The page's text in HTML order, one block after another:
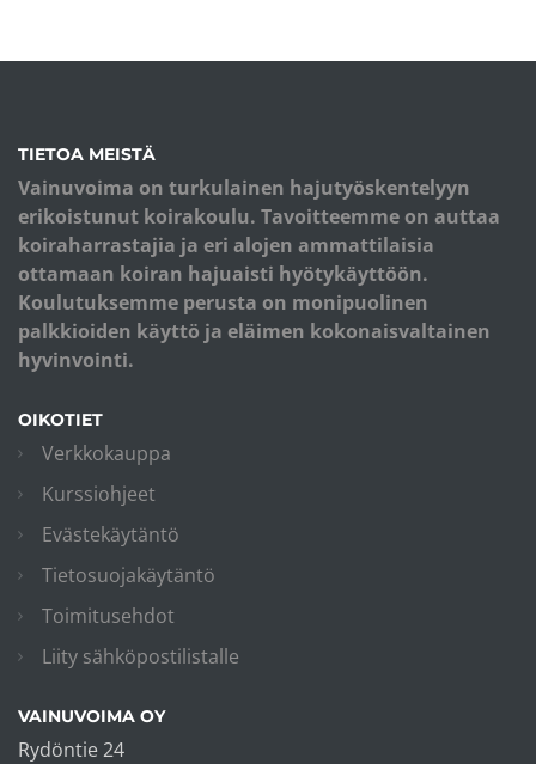
TIETOA MEISTÄ
Vainuvoima on turkulainen hajutyöskentelyyn
erikoistunut koirakoulu. Tavoitteemme on auttaa
koiraharrastajia ja eri alojen ammattilaisia
ottamaan koiran hajuaisti hyötykäyttöön.
Koulutuksemme perusta on monipuolinen
palkkioiden käyttö ja eläimen kokonaisvaltainen
hyvinvointi.
OIKOTIET
Verkkokauppa
Kurssiohjeet
Evästekäytäntö
Tietosuojakäytäntö
Toimitusehdot
Liity sähköpostilistalle
VAINUVOIMA OY
Rydöntie 24